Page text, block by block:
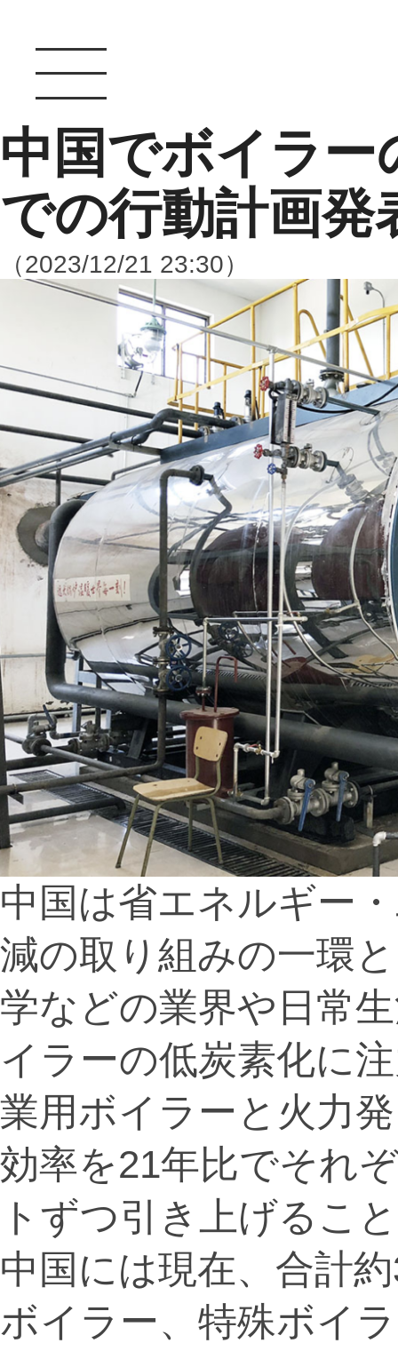
中国でボイラー
での行動計画発
（2023/12/21 23:30）
中国は省エネルギー
減の取り組みの一環
学などの業界や日常
イラーの低炭素化に
業用ボイラーと火力
効率を21年比でそれ
トずつ引き上げるこ
中国には現在、合計
ボイラー、特殊ボイ